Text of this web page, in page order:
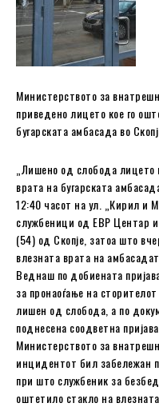
Министерството за
приведено лицето кое го
бугарската амбасада во
„Лишено од слобода
врата на бугарската
12:40 часот на ул. „Кирил и
службеници од ЕВР Центар
(54) од Скопје, затоа што
влезната врата на
Веднаш по добиената
за пронаоѓање на
лишен од слобода, а по
поднесена соодветна
Министерството за
инцидентот бил забележан
при што службеник за
оштетило стакло на